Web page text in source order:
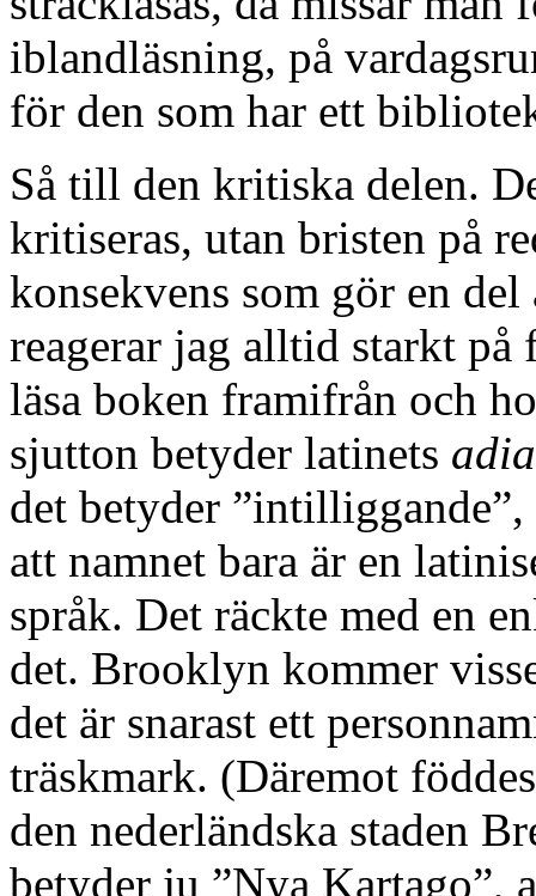
iblandläsning, på
för den som har ett
Så till den kritiska delen.
kritiseras, utan bristen på
konsekvens som gör en
reagerar jag alltid starkt
läsa boken framifrån och
sjutton betyder latinets
det betyder
att namnet bara är en
språk. Det räckte med en
det. Brooklyn kommer
det är snarast ett
träskmark. (Däremot
den nederländska staden
betyder ju ”Nya Kartago”,